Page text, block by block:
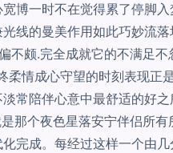
博一时不在觉得累了停脚
线的曼美作用如此巧妙流
颇.完全成就它的不满足不
情成心守望的时刻表现正
常陪伴心意中最舒适的好
个夜色星落安宁伴侣所有
完成。每经过这样一个由